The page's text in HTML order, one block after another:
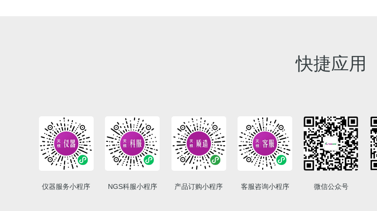
快捷应用
仪器服务小程序 NGS科服小程序 产品订购小程序 客服咨询小程序 微信公众号